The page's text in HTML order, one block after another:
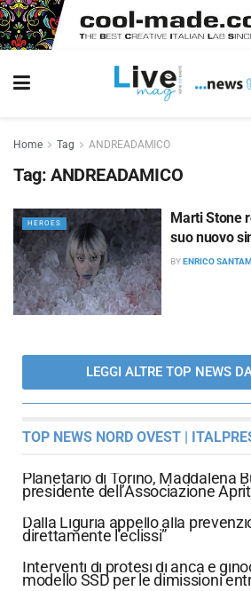
Home Tag ANDREADAMICO
Tag: ANDREADAMICO
HEROES
Marti Stone
suo nuovo
BYENRICO
LEGGI ALTRE TOP NEWS
TOP NEWS NORD OVEST |
Planetario di Torino, Maddalena
presidente dell’Associazione
Dalla Liguria appello alla
direttamente l’eclissi”
Interventi di protesi di anca e
modello SSD per le dimissioni